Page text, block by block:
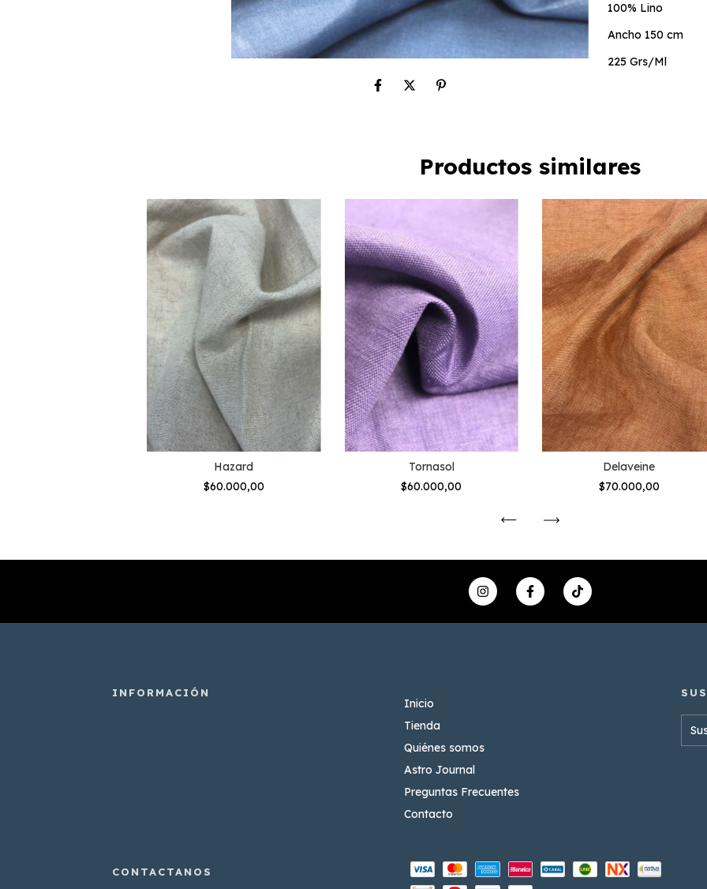
100% Lino
Ancho 150 cm
225 Grs/Ml
Productos similares
Hazard
$60.000,00
Tornasol
$60.000,00
Delaveine
$70.000,00
Inicio
Tienda
Quiénes somos
Astro Journal
Preguntas Frecuentes
Contacto